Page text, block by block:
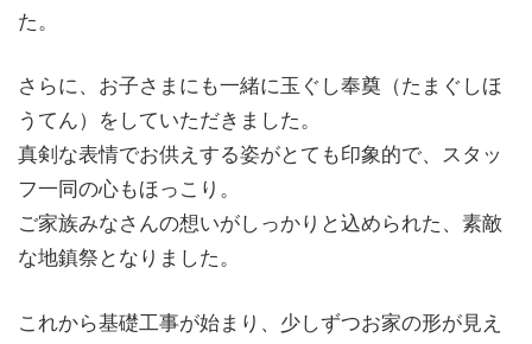
た。
さらに、お子さまにも一緒に玉ぐし奉奠（たまぐしほ
うてん）をしていただきました。
真剣な表情でお供えする姿がとても印象的で、スタッ
フ一同の心もほっこり。
ご家族みなさんの想いがしっかりと込められた、素敵
な地鎮祭となりました。
これから基礎工事が始まり、少しずつお家の形が見え